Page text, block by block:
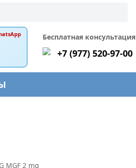
Бесплатная консультация
+7 (977) 520-97-00
MGF 2 mg